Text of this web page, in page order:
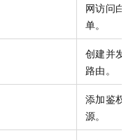
网访问白
单。
创建并发
路由。
添加鉴权
源。